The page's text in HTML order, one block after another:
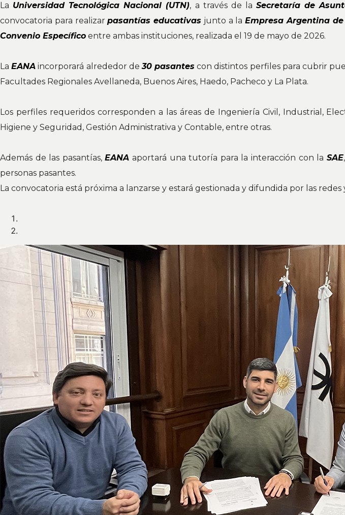
La Universidad Tecnológica Nacional (UTN), a través de la Secretaría de
convocatoria para realizarpasantías educativas junto a la Empresa Argentina de
Convenio Específico entre ambas instituciones, realizada el 19 de mayo de 2026.
LaEANA incorporará alrededor de30 pasantes con distintos perfiles para cubrir
Facultades Regionales Avellaneda, Buenos Aires, Haedo, Pacheco y La Plata.
Los perfiles requeridos corresponden a las áreas de Ingeniería Civil, Industrial,
Higiene y Seguridad, Gestión Administrativa y Contable, entre otras.
Además de las pasantías,EANA aportará una tutoría para la interacción con la SAE
personas pasantes.
La convocatoria está próxima a lanzarse y estará gestionada y difundida por las redes